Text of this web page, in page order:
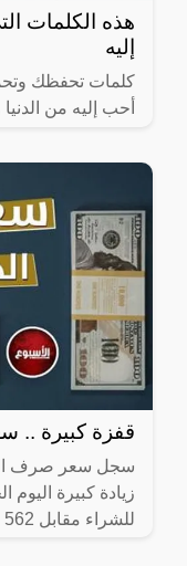
هذه الكلمات
إليه
كلمات تحفظك
أحب إليه من الدنيا
قفزة كبيرة ..
سجل سعر صرف